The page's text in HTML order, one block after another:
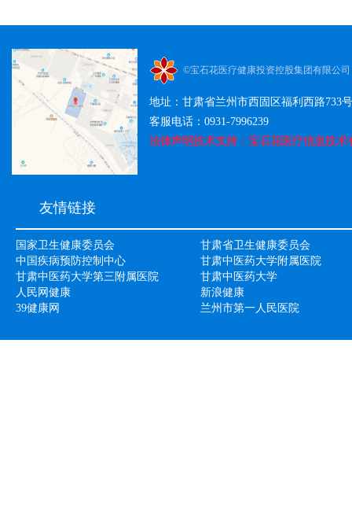
©宝石花医疗健康投资控股集团有限公
地址：甘肃省兰州市西固区福利西路733号
客服电话：0931-7996239
法律声明技术支持：宝石花医疗信息技术
友情链接
国家卫生健康委员会
甘肃省卫生健康委员会
中国疾病预防控制中心
甘肃中医药大学附属医院
甘肃中医药大学第三附属医院
甘肃中医药大学
人民网健康
新浪健康
39健康网
兰州市第一人民医院